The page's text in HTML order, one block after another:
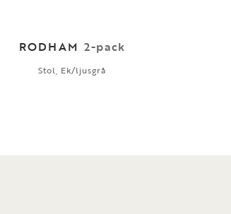
RODHAM 2-pack
Stol, Ek/ljusgrå